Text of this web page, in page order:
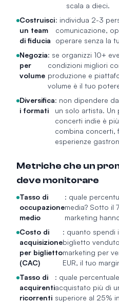
scala a dieci.
Costruisci
un team
di fiducia
: individua 2-3
comunicazione,
operare senza la
Negozia
per
volume
: se organizzi 10+
condizioni migliori
produzione e
volume è il tuo
Diversifica
i formati
: non dipendere
un solo artista.
concerti indie è
combina concerti,
esperienze
Metriche che un
deve monitorare
Tasso di
occupazione
medio
: quale
media? Sotto il
marketing
Costo di
acquisizione
per biglietto
(CAC)
: quanto spendi
biglietto
marketing per
EUR, il tuo
Tasso di
acquirenti
ricorrenti
: quale
acquistato più di
superiore al 25%